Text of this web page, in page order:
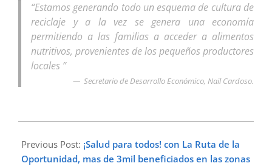
“Estamos generando todo un esquema de cultura de
reciclaje y a la vez se genera una economía
permitiendo a las familias a acceder a alimentos
nutritivos, provenientes de los pequeños productores
locales ”
Secretario de Desarrollo Económico, Nail Cardoso.
06-
12
Previous Post: ¡Salud para todos! con La Ruta de la
Oportunidad, mas de 3mil beneficiados en las zonas